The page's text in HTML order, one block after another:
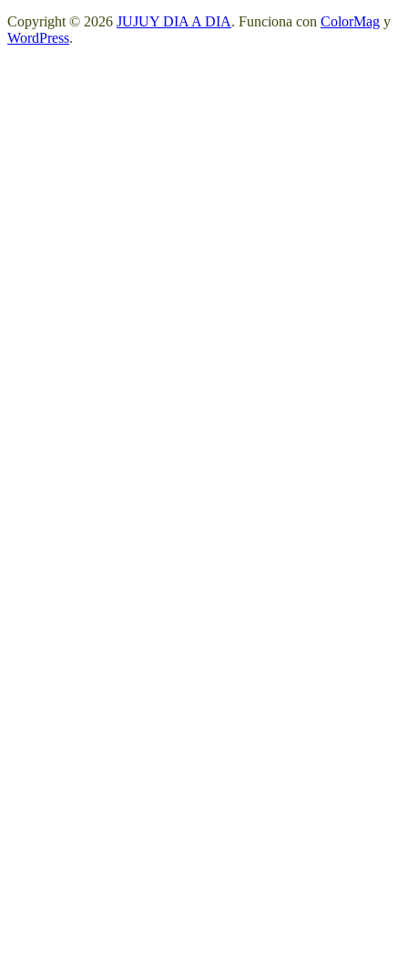
Copyright © 2026 JUJUY DIA A DIA. Funciona con ColorMag y
WordPress.